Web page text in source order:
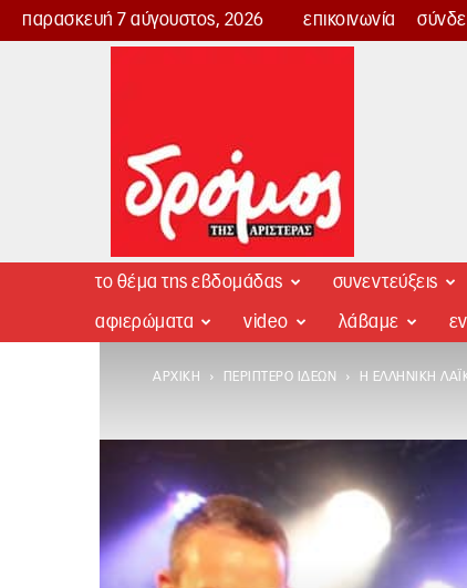
παρασκευή 7 αύγουστος, 2026 επικοινωνία
Δρόμος
το θέμα της εβδομάδας συνεντεύξεις
αφιερώματα video λάβαμε
ΑΡΧΙΚΉ ΠΕΡΊΠΤΕΡΟ ΙΔΕΏΝ Η ΕΛΛΗΝΙΚΉ